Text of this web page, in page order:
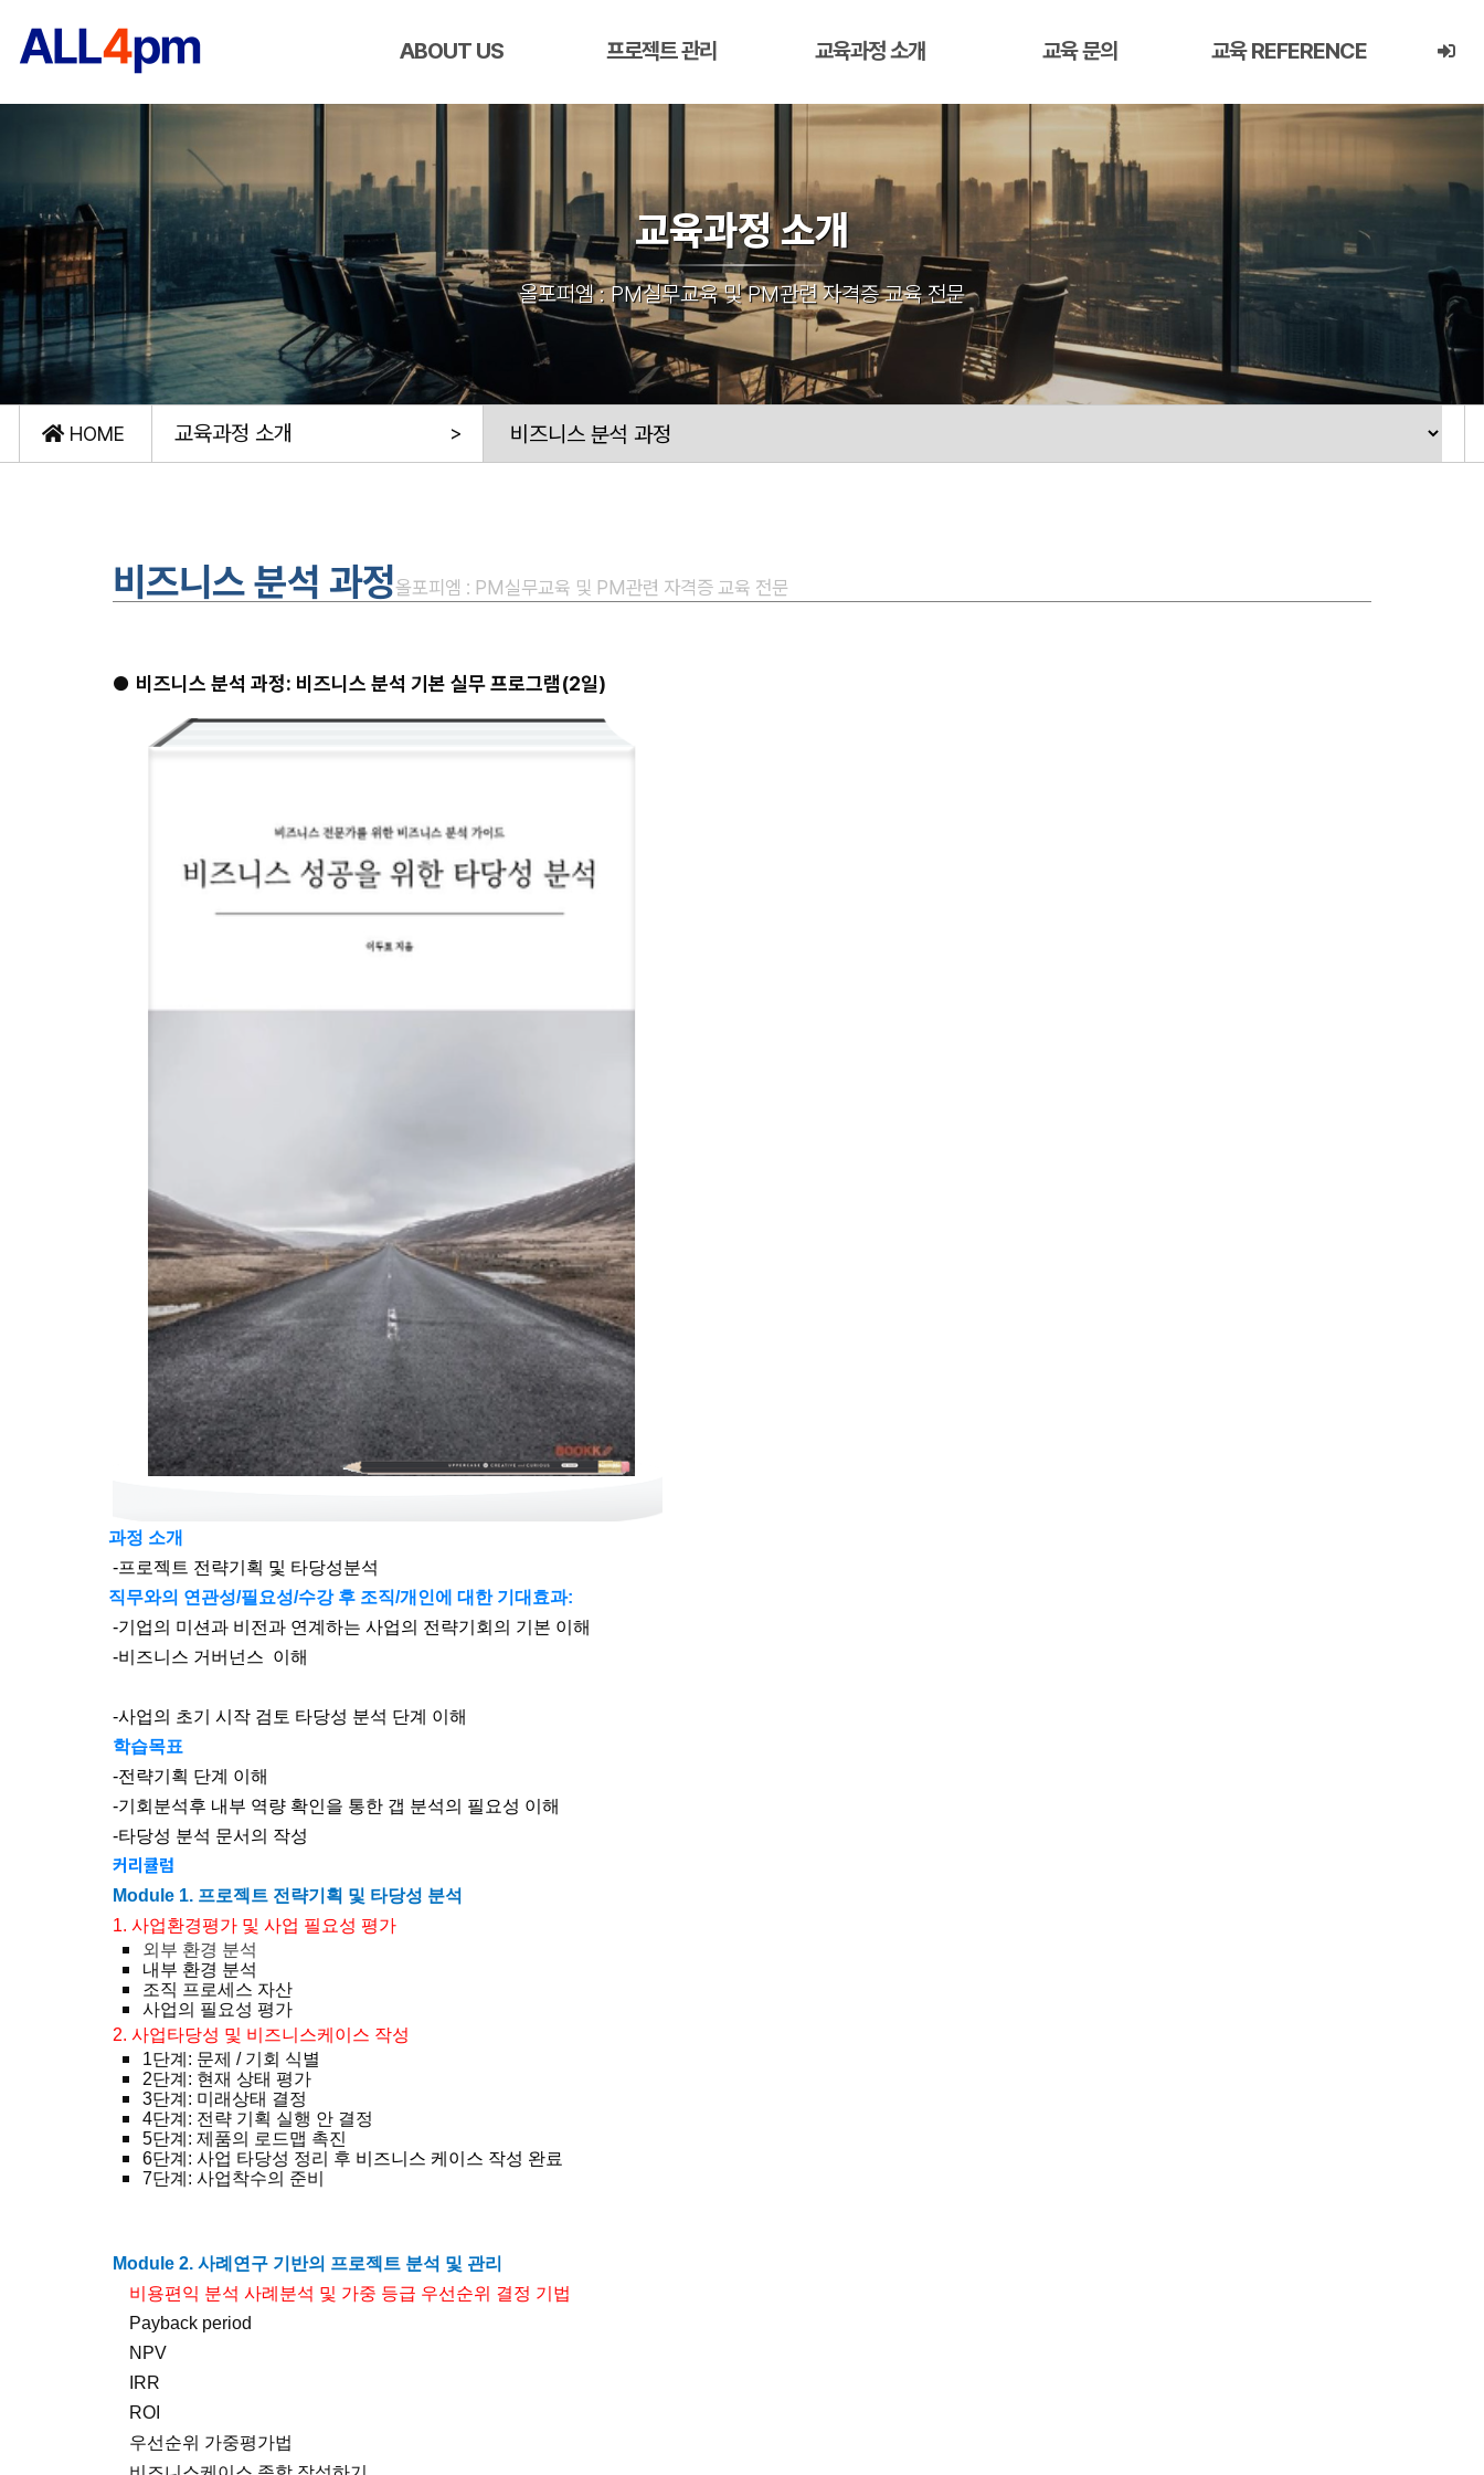
ABOUT US 프로젝트 관리 교육과정 소개 교육 문의 교육 REFERENCE
교육과정 소개
올포피엠 : PM실무교육 및 PM관련 자격증 교육 전문
HOME 교육과정 소개
비즈니스 분석 과정올포피엠 : PM실무교육 및 PM관련 자격증 교육 전문
● 비즈니스 분석 과정: 비즈니스 분석 기본 실무 프로그램(2일)
과정 소개
-프로젝트 전략기획 및 타당성분석
직무와의 연관성/필요성/수강 후 조직/개인에 대한 기대효과:
-기업의 미션과 비전과 연계하는 사업의 전략기회의 기본 이해
-비즈니스 거버넌스 이해
-사업의 초기 시작 검토 타당성 분석 단계 이해
학습목표
-전략기획 단계 이해
-기회분석후 내부 역량 확인을 통한 갭 분석의 필요성 이해
-타당성 분석 문서의 작성
커리큘럼
Module 1. 프로젝트 전략기획 및 타당성 분석
1. 사업환경평가 및 사업 필요성 평가
외부 환경 분석
내부 환경 분석
조직 프로세스 자산
사업의 필요성 평가
2. 사업타당성 및 비즈니스케이스 작성
1단계 : 문제 / 기회 식별
2단계 : 현재 상태 평가
3단계 : 미래상태 결정
4단계 : 전략 기획 실행 안 결정
5단계 : 제품의 로드맵 촉진
6단계 : 사업 타당성 정리 후 비즈니스 케이스 작성 완료
7단계 : 사업착수의 준비
Module 2. 사례연구 기반의 프로젝트 분석 및 관리
비용편익 분석 사례분석 및 가중 등급 우선순위 결정 기법
Payback period
NPV
IRR
ROI
우선순위 가중평가법